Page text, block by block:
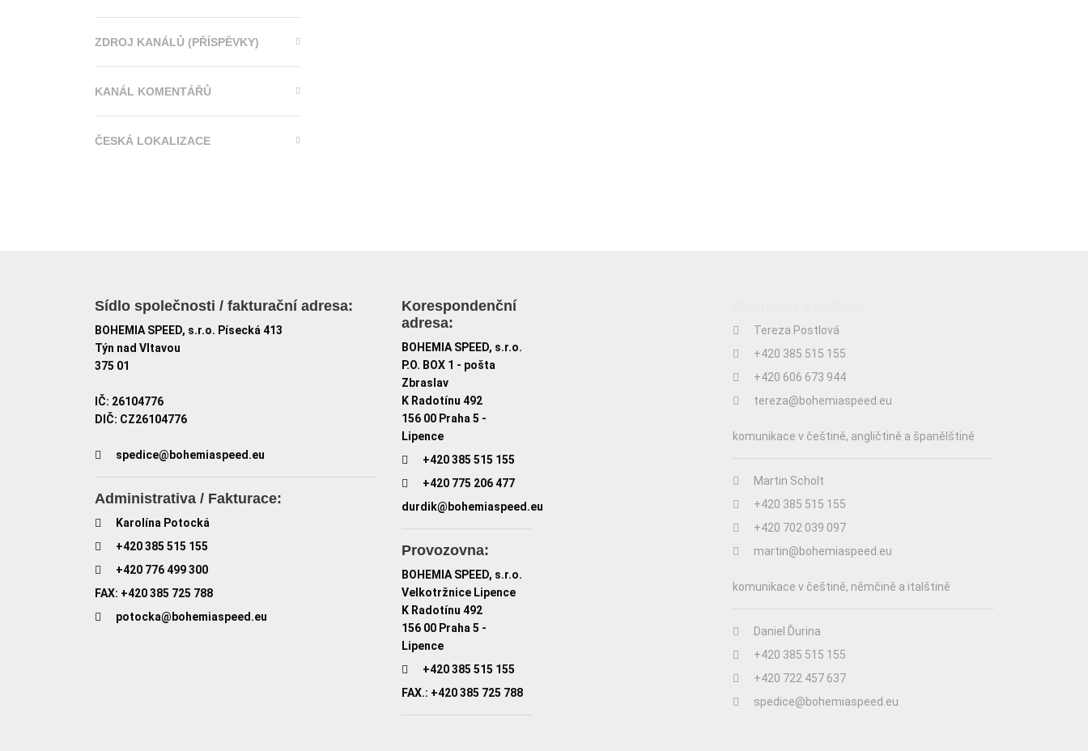
ZDROJ KANÁLŮ (PŘÍSPĚVKY)
KANÁL KOMENTÁŘŮ
ČESKÁ LOKALIZACE
Tereza Postlová
+420 385 515 155
+420 606 673 944
tereza@bohemiaspeed.eu
komunikace v češtině, angličtině a španělštině
Martin Scholt
+420 385 515 155
+420 702 039 097
martin@bohemiaspeed.eu
komunikace v češtině, němčině a italštině
Daniel Ďurina
+420 385 515 155
+420 722 457 637
spedice@bohemiaspeed.eu
Sídlo společnosti / fakturační adresa:
BOHEMIA SPEED, s.r.o. Písecká 413
Týn nad Vltavou
375 01
IČ: 26104776
DIČ: CZ26104776
spedice@bohemiaspeed.eu
Administrativa / Fakturace:
Karolína Potocká
+420 385 515 155
+420 776 499 300
FAX: +420 385 725 788
potocka@bohemiaspeed.eu
Korespondenční
adresa:
BOHEMIA SPEED, s.r.o.
P.O. BOX 1 - pošta
Zbraslav
K Radotínu 492
156 00 Praha 5 -
Lipence
+420 385 515 155
+420 775 206 477
durdik@bohemiaspeed.eu
Provozovna:
BOHEMIA SPEED, s.r.o.
Velkotržnice Lipence
K Radotínu 492
156 00 Praha 5 -
Lipence
+420 385 515 155
FAX.: +420 385 725 788